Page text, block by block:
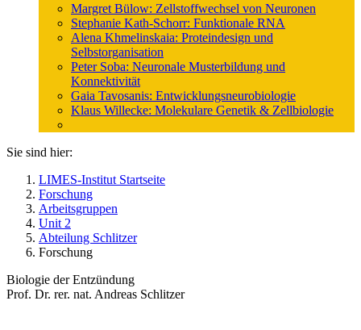
Margret Bülow: Zellstoffwechsel von Neuronen
Stephanie Kath-Schorr: Funktionale RNA
Alena Khmelinskaia: Proteindesign und
Selbstorganisation
Peter Soba: Neuronale Musterbildung und
Konnektivität
Gaia Tavosanis: Entwicklungsneurobiologie
Klaus Willecke: Molekulare Genetik & Zellbiologie
Sie sind hier:
LIMES-Institut Startseite
Forschung
Arbeitsgruppen
Unit 2
Abteilung Schlitzer
Forschung
Biologie der Entzündung
Prof. Dr. rer. nat. Andreas Schlitzer